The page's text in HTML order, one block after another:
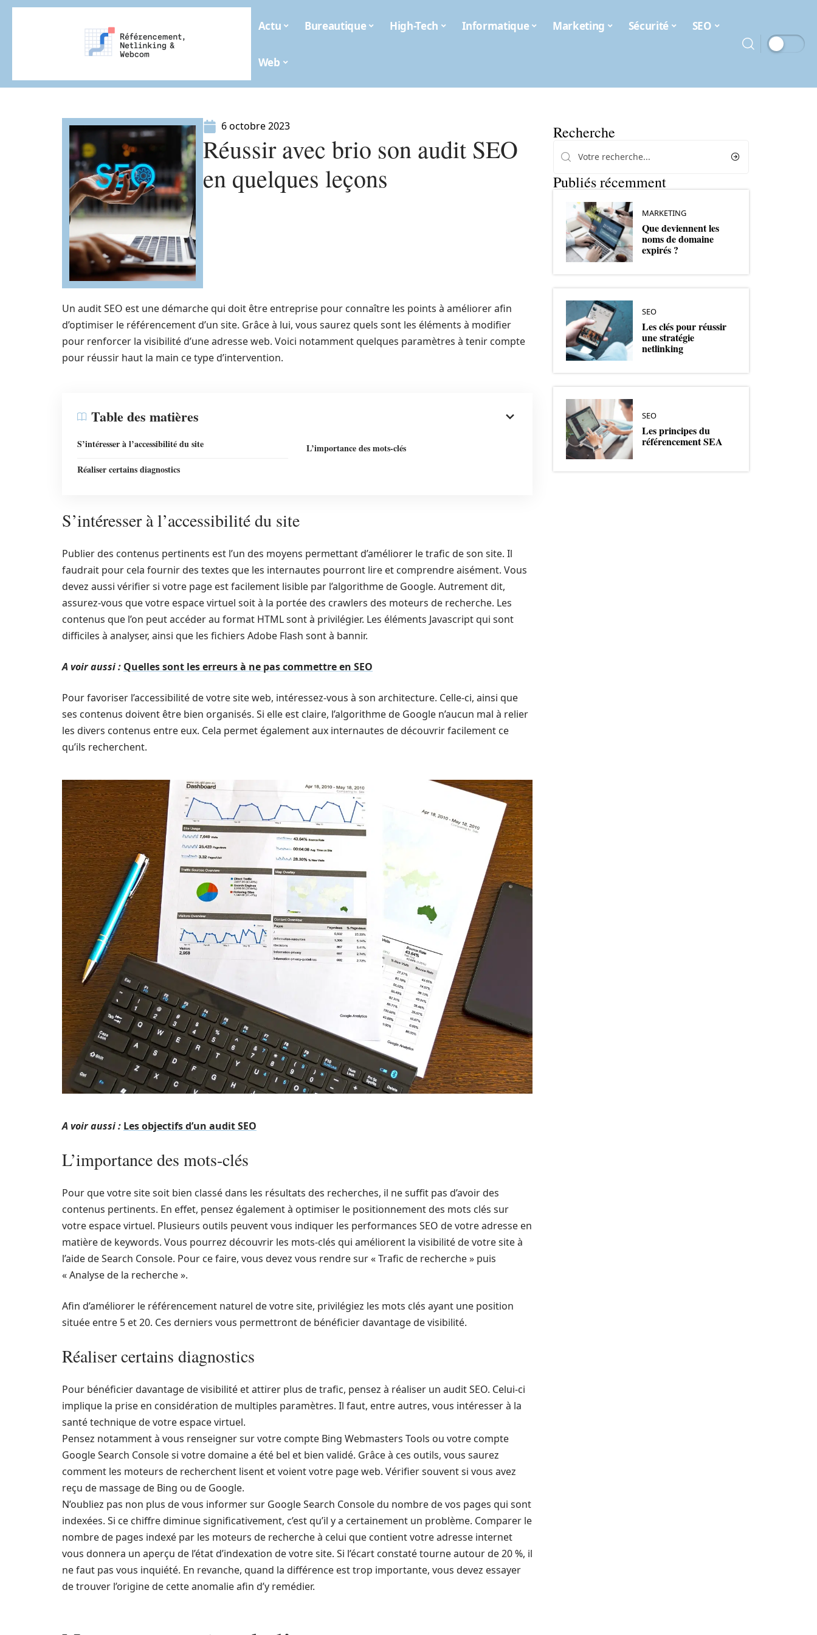
Actu Bureautique High-Tech Informatique Marketing Sécurité SEO
Web
6 octobre 2023
Réussir avec brio son audit SEO
en quelques leçons
Un audit SEO est une démarche qui doit être entreprise pour connaître les points à améliorer afin
d’optimiser le référencement d’un site. Grâce à lui, vous saurez quels sont les éléments à modifier
pour renforcer la visibilité d’une adresse web. Voici notamment quelques paramètres à tenir compte
pour réussir haut la main ce type d’intervention.
Table des matières
S’intéresser à l’accessibilité du site
L’importance des mots-clés
Réaliser certains diagnostics
S’intéresser à l’accessibilité du site
Publier des contenus pertinents est l’un des moyens permettant d’améliorer le trafic de son site. Il
faudrait pour cela fournir des textes que les internautes pourront lire et comprendre aisément. Vous
devez aussi vérifier si votre page est facilement lisible par l’algorithme de Google. Autrement dit,
assurez-vous que votre espace virtuel soit à la portée des crawlers des moteurs de recherche. Les
contenus que l’on peut accéder au format HTML sont à privilégier. Les éléments Javascript qui sont
difficiles à analyser, ainsi que les fichiers Adobe Flash sont à bannir.
A voir aussi : Quelles sont les erreurs à ne pas commettre en SEO
Pour favoriser l’accessibilité de votre site web, intéressez-vous à son architecture. Celle-ci, ainsi que
ses contenus doivent être bien organisés. Si elle est claire, l’algorithme de Google n’aucun mal à relier
les divers contenus entre eux. Cela permet également aux internautes de découvrir facilement ce
qu’ils recherchent.
A voir aussi : Les objectifs d’un audit SEO
L’importance des mots-clés
Pour que votre site soit bien classé dans les résultats des recherches, il ne suffit pas d’avoir des
contenus pertinents. En effet, pensez également à optimiser le positionnement des mots clés sur
votre espace virtuel. Plusieurs outils peuvent vous indiquer les performances SEO de votre adresse en
matière de keywords. Vous pourrez découvrir les mots-clés qui améliorent la visibilité de votre site à
l’aide de Search Console. Pour ce faire, vous devez vous rendre sur « Trafic de recherche » puis
« Analyse de la recherche ».
Afin d’améliorer le référencement naturel de votre site, privilégiez les mots clés ayant une position
située entre 5 et 20. Ces derniers vous permettront de bénéficier davantage de visibilité.
Réaliser certains diagnostics
Pour bénéficier davantage de visibilité et attirer plus de trafic, pensez à réaliser un audit SEO. Celui-ci
implique la prise en considération de multiples paramètres. Il faut, entre autres, vous intéresser à la
santé technique de votre espace virtuel.
Pensez notamment à vous renseigner sur votre compte Bing Webmasters Tools ou votre compte
Google Search Console si votre domaine a été bel et bien validé. Grâce à ces outils, vous saurez
comment les moteurs de recherchent lisent et voient votre page web. Vérifier souvent si vous avez
reçu de massage de Bing ou de Google.
N’oubliez pas non plus de vous informer sur Google Search Console du nombre de vos pages qui sont
indexées. Si ce chiffre diminue significativement, c’est qu’il y a certainement un problème. Comparer le
nombre de pages indexé par les moteurs de recherche à celui que contient votre adresse internet
vous donnera un aperçu de l’état d’indexation de votre site. Si l’écart constaté tourne autour de 20 %, il
ne faut pas vous inquiété. En revanche, quand la différence est trop importante, vous devez essayer
de trouver l’origine de cette anomalie afin d’y remédier.
Recherche
Publiés récemment
MARKETING
Que deviennent les
noms de domaine
expirés ?
SEO
Les clés pour réussir
une stratégie
netlinking
SEO
Les principes du
référencement SEA